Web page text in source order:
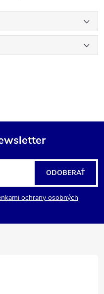
ochrany osobných
ODOBERAŤ